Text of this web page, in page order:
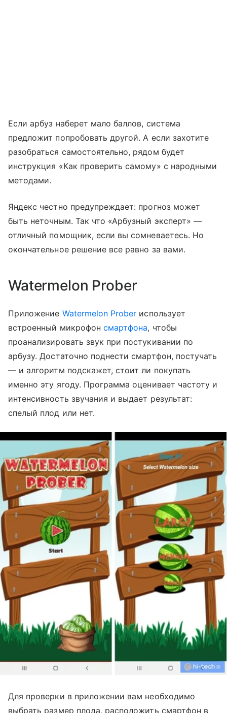
Если арбуз наберет мало баллов, система
предложит попробовать другой. А если захотите
разобраться самостоятельно, рядом будет
инструкция «Как проверить самому» с народными
методами.
Яндекс честно предупреждает: прогноз может
быть неточным. Так что «Арбузный эксперт» —
отличный помощник, если вы сомневаетесь. Но
окончательное решение все равно за вами.
Watermelon Prober
Приложение Watermelon Prober использует
встроенный микрофон смартфона, чтобы
проанализировать звук при постукивании по
арбузу. Достаточно поднести смартфон, постучать
— и алгоритм подскажет, стоит ли покупать
именно эту ягоду. Программа оценивает частоту и
интенсивность звучания и выдает результат:
спелый плод или нет.
Для проверки в приложении вам необходимо
выбрать размер плода, расположить смартфон в